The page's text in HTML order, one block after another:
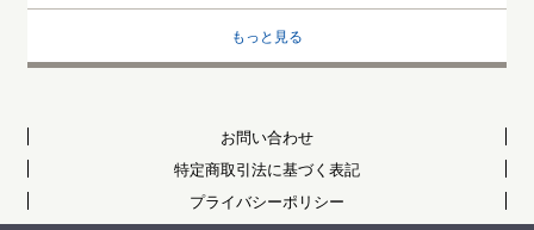
もっと見る
お問い合わせ
特定商取引法に基づく表記
プライバシーポリシー